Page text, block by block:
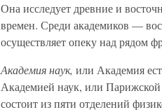
Она исследует древние и
времен. Среди академиков —
осуществляет опеку над рядом
Академия наук, или Академия
Академией наук, или
состоит из пяти отделений